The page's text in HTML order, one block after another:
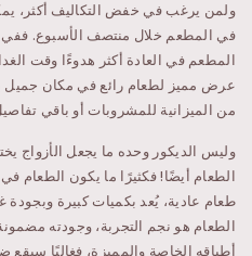
ولمن يرغب في خفض التكاليف أكثر،
في المطعم خلال منتصف الأسبوع. ففي
المطعم في العادة أكثر هدوءًا وقت
عرض مميز لطعام رائع في مكان جميل
من الميزانية للمشروبات أو باقي
وليس الديكور وحده ما يجعل الأزواج
الطعام أيضًا! فكثيرًا ما يكون الطعام
طعام عادية، يُعد بكميات كبيرة
الطعام هو نجم التجربة، وجودته
أطباقه الخاصة والمميزة، فغالبًا سيقع